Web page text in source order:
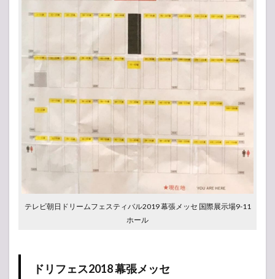
テレビ朝日ドリームフェスティバル2019 幕張メッセ 国際展示場9-11
ホール
ドリフェス2018 幕張メッセ